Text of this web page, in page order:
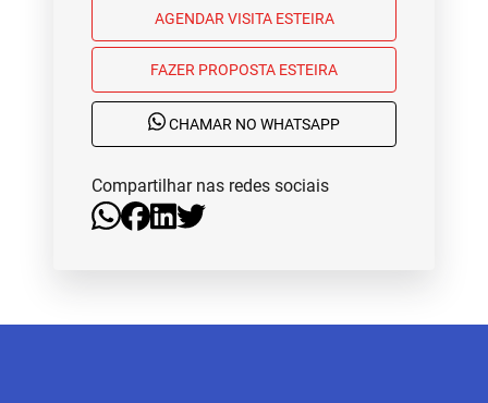
AGENDAR VISITA ESTEIRA
FAZER PROPOSTA ESTEIRA
CHAMAR NO WHATSAPP
Compartilhar nas redes sociais